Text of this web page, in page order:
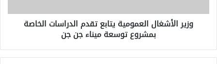
توسعة
وزير الأشغال العمومية يتابع تقدم الدراسات الخاصة
بمشروع توسعة ميناء جن جن